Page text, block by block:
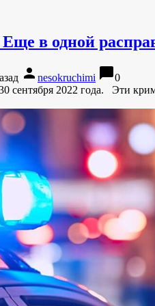
в одной
person nesokruchimi chat_bubble0
сентября 2022 года. Эти